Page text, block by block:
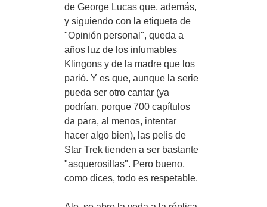
de George Lucas que, además,
y siguiendo con la etiqueta de
"Opinión personal", queda a
años luz de los infumables
Klingons y de la madre que los
parió. Y es que, aunque la serie
pueda ser otro cantar (ya
podrían, porque 700 capítulos
da para, al menos, intentar
hacer algo bien), las pelis de
Star Trek tienden a ser bastante
"asquerosillas". Pero bueno,
como dices, todo es respetable.